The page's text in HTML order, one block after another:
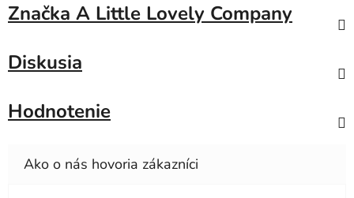
Značka A Little Lovely Company
Diskusia
Hodnotenie